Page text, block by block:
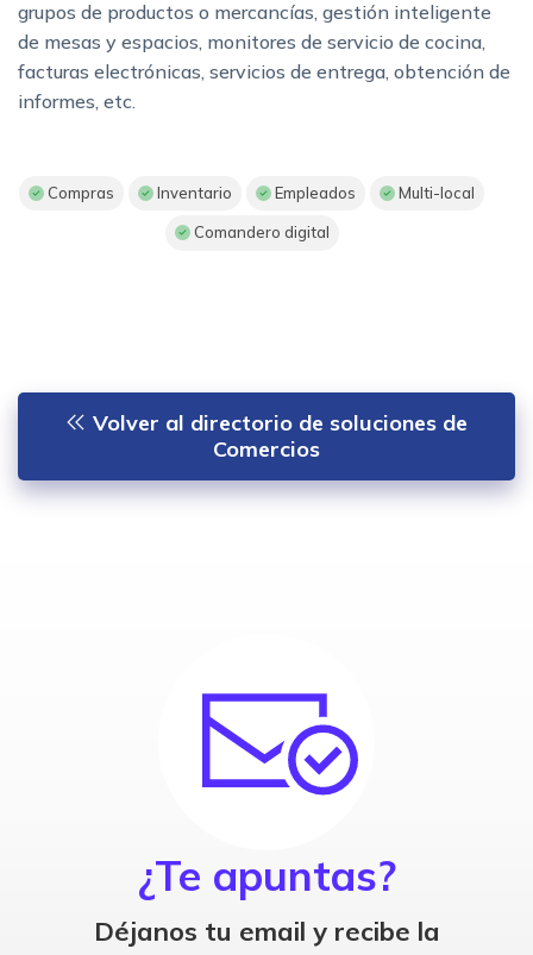
grupos de productos o mercancías, gestión inteligente
de mesas y espacios, monitores de servicio de cocina,
facturas electrónicas, servicios de entrega, obtención de
informes, etc.
Compras Inventario Empleados Multi-local
Comandero digital
Volver al directorio de soluciones de
Comercios
¿Te apuntas?
Déjanos tu email y recibe la